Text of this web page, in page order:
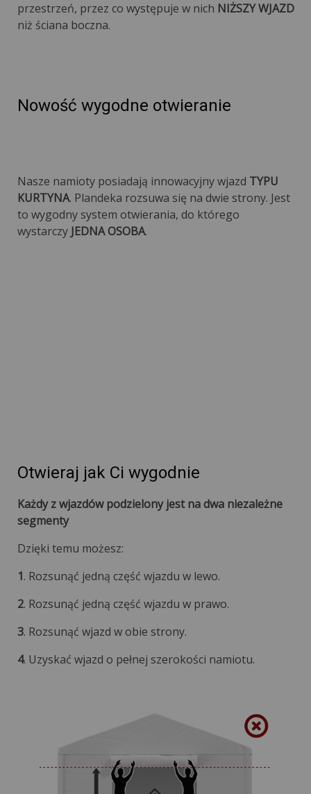
przestrzeń, przez co występuje w nich NIŻSZY WJAZD
niż ściana boczna.
Nowość wygodne otwieranie
Nasze namioty posiadają innowacyjny wjazd TYPU
KURTYNA. Plandeka rozsuwa się na dwie strony. Jest
to wygodny system otwierania, do którego
wystarczy JEDNA OSOBA.
Otwieraj jak Ci wygodnie
Każdy z wjazdów podzielony jest na dwa niezależne
segmenty
Dzięki temu możesz:
1. Rozsunąć jedną część wjazdu w lewo.
2. Rozsunąć jedną część wjazdu w prawo.
3. Rozsunąć wjazd w obie strony.
4. Uzyskać wjazd o pełnej szerokości namiotu.